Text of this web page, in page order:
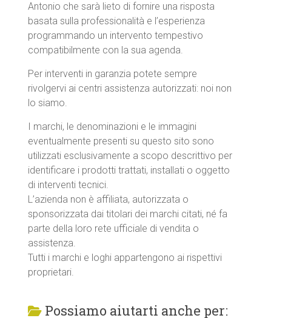
Antonio che sarà lieto di fornire una risposta
basata sulla professionalità e l’esperienza
programmando un intervento tempestivo
compatibilmente con la sua agenda.
Per interventi in garanzia potete sempre
rivolgervi ai centri assistenza autorizzati: noi non
lo siamo.
I marchi, le denominazioni e le immagini
eventualmente presenti su questo sito sono
utilizzati esclusivamente a scopo descrittivo per
identificare i prodotti trattati, installati o oggetto
di interventi tecnici.
L’azienda non è affiliata, autorizzata o
sponsorizzata dai titolari dei marchi citati, né fa
parte della loro rete ufficiale di vendita o
assistenza.
Tutti i marchi e loghi appartengono ai rispettivi
proprietari.
Possiamo aiutarti anche per: